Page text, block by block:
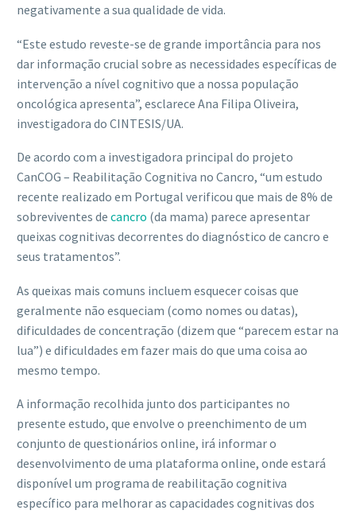
negativamente a sua qualidade de vida.
“Este estudo reveste-se de grande importância para nos
dar informação crucial sobre as necessidades específicas de
intervenção a nível cognitivo que a nossa população
oncológica apresenta”, esclarece Ana Filipa Oliveira,
investigadora do CINTESIS/UA.
De acordo com a investigadora principal do projeto
CanCOG – Reabilitação Cognitiva no Cancro, “um estudo
recente realizado em Portugal verificou que mais de 8% de
sobreviventes de cancro (da mama) parece apresentar
queixas cognitivas decorrentes do diagnóstico de cancro e
seus tratamentos”.
As queixas mais comuns incluem esquecer coisas que
geralmente não esqueciam (como nomes ou datas),
dificuldades de concentração (dizem que “parecem estar na
lua”) e dificuldades em fazer mais do que uma coisa ao
mesmo tempo.
A informação recolhida junto dos participantes no
presente estudo, que envolve o preenchimento de um
conjunto de questionários online, irá informar o
desenvolvimento de uma plataforma online, onde estará
disponível um programa de reabilitação cognitiva
específico para melhorar as capacidades cognitivas dos